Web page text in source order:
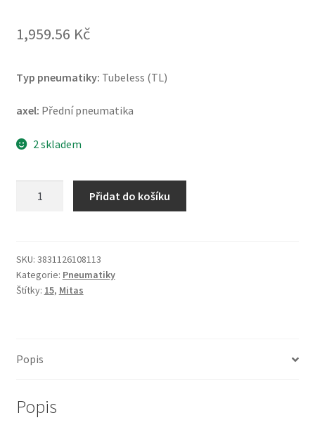
1,959.56 Kč
Typ pneumatiky: Tubeless (TL)
axel: Přední pneumatika
2 skladem
R
15
56H
Přidat do košíku
SKU: 3831126108113
Kategorie: Pneumatiky
Štítky: 15, Mitas
Popis
Popis